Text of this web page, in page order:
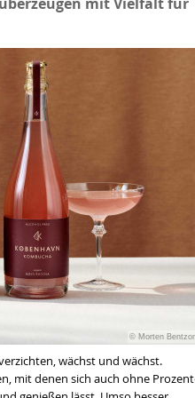
© Morten
wächst und wächst.
mit denen sich auch ohne